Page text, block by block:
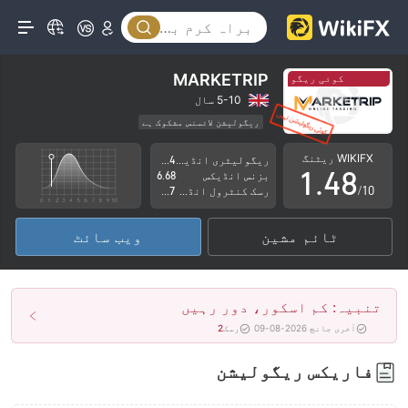
کوئی ریگولیشن نہیںکوئی ریگولیشن نہیں
MARKETRIP
5-10 سال
ریگولیشن لائسنس مشکوک ہے
کاروباری علاقے میں شبہات
اعلیٰ سطح کے خطرات
WIKIFX ریٹنگ
0
1
2
3
4
5
6
.
0
1
2
3
4
5
6
7
8
9
4
5
6
7
8
9
/10
2.94
بزنس انڈیکس
6.68
ٹائم مشین ویب سائٹ
تنبیہ: کم اسکور، دور رہیں
آخری جانچ 2026-08-09 رسک2
فاریکس ریگولیشن